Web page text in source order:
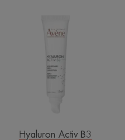
oczy
o
potrójnym
działaniu
korygującym
Hyaluron Activ B3